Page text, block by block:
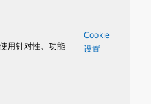
用针对性、功能
Cookie
设置